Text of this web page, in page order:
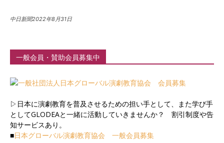
中日新聞2022年8月31日
一般会員・賛助会員募集中
▷日本に演劇教育を普及させるための担い手として、また学び手
としてGLODEAと一緒に活動していきませんか？ 割引制度や告
知サービスあり。
■日本グローバル演劇教育協会 一般会員募集